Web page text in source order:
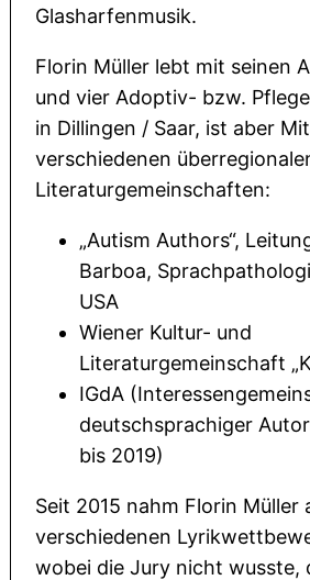
Glasharfenmusik.
Florin Müller lebt mit seinen
und vier Adoptiv- bzw.
in Dillingen / Saar, ist aber
verschiedenen
Literaturgemeinschaften:
„Autism Authors“,
Barboa,
USA
Wiener Kultur- und
Literaturgemeinschaft
IGdA
deutschsprachiger
bis 2019)
Seit 2015 nahm Florin Müller
verschiedenen
wobei die Jury nicht wusste,